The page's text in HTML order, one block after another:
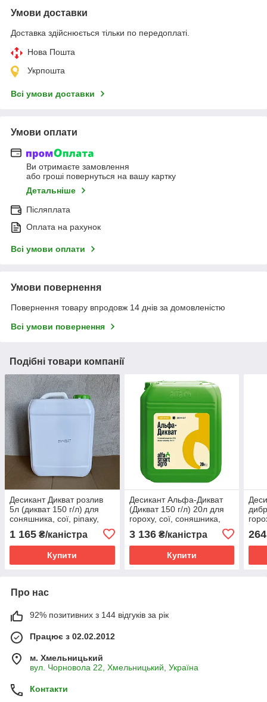
Умови доставки
Доставка здійснюється тільки по передоплаті.
Нова Пошта
Укрпошта
Всі умови доставки
Умови оплати
Ви отримаєте замовлення
або гроші повернуться на вашу картку
Детальніше
Післяплата
Оплата на рахунок
Всі умови оплати
Умови повернення
Повернення товару впродовж 14 днів за домовленістю
Всі умови повернення
Подібні товари компанії
Десикант Дикват розлив
5л (дикват 150 г/л) для
соняшника, сої, ріпаку,
1 165 ₴/каністра
Купити
Десикант Альфа-Дикват
(Дикват 150 г/л) 20л для
гороху, сої, соняшника,
ріпаку, картоплі, зернових
3 136₴/каністра
Купити
264
Про нас
92% позитивних з 144 відгуків за рік
Працює з 02.02.2012
м. Хмельницький
вул. Чорновола 22, Хмельницький, Україна
Контакти